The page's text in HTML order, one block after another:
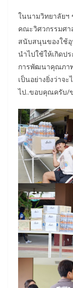
ในนามวิทยาลัย
คณะวิศวกรรมศา
สนับสนุนของใช้อุ
นำไปใช้ให้เกิดป
การพัฒนาคุณภา
เป็นอย่างยิ่งว่าจ
ไป..ขอบคุณครับ/